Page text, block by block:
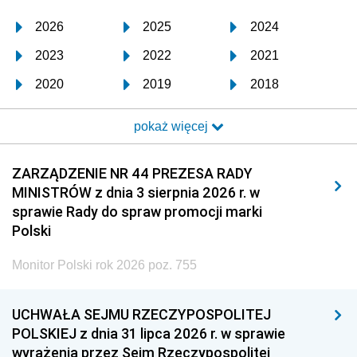
2026 2025 2024
2023 2022 2021
2020 2019 2018
2017 2016 2015
2014 2013 2012
2011 2010 2009
2008 2007 2006
2005
1996 1995 1994
1993 1992 1991
pokaż więcej
ZARZĄDZENIE NR 44 PREZESA RADY
MINISTRÓW z dnia 3 sierpnia 2026 r. w
sprawie Rady do spraw promocji marki
Polski
Monitor Polski rok 2026 poz. 755
UCHWAŁA SEJMU RZECZYPOSPOLITEJ
POLSKIEJ z dnia 31 lipca 2026 r. w sprawie
wyrażenia przez Sejm Rzeczypospolitej